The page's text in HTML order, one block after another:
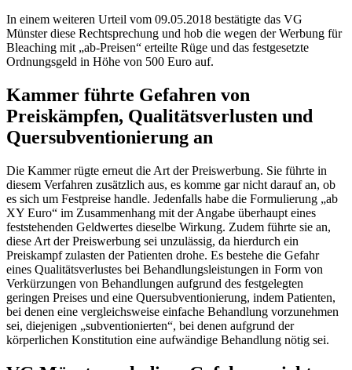
In einem weiteren Urteil vom 09.05.2018 bestätigte das VG
Münster diese Rechtsprechung und hob die wegen der Werbung für
Bleaching mit „ab-Preisen“ erteilte Rüge und das festgesetzte
Ordnungsgeld in Höhe von 500 Euro auf.
Kammer führte Gefahren von
Preiskämpfen, Qualitätsverlusten und
Quersubventionierung an
Die Kammer rügte erneut die Art der Preiswerbung. Sie führte in
diesem Verfahren zusätzlich aus, es komme gar nicht darauf an, ob
es sich um Festpreise handle. Jedenfalls habe die Formulierung „ab
XY Euro“ im Zusammenhang mit der Angabe überhaupt eines
feststehenden Geldwertes dieselbe Wirkung. Zudem führte sie an,
diese Art der Preiswerbung sei unzulässig, da hierdurch ein
Preiskampf zulasten der Patienten drohe. Es bestehe die Gefahr
eines Qualitätsverlustes bei Behandlungsleistungen in Form von
Verkürzungen von Behandlungen aufgrund des festgelegten
geringen Preises und eine Quersubventionierung, indem Patienten,
bei denen eine vergleichsweise einfache Behandlung vorzunehmen
sei, diejenigen „subventionierten“, bei denen aufgrund der
körperlichen Konstitution eine aufwändige Behandlung nötig sei.